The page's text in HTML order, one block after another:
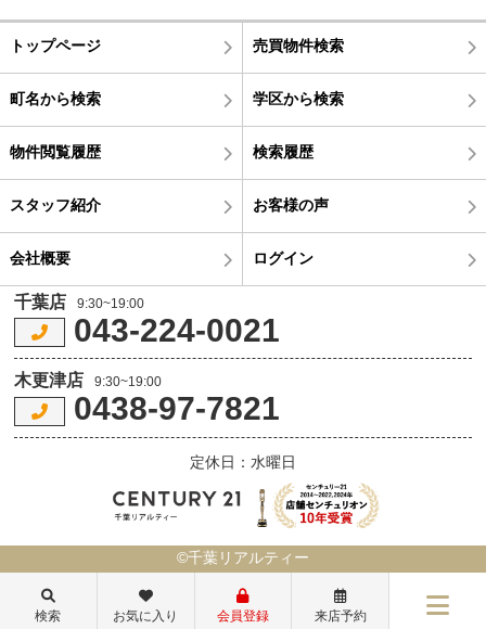
トップページ 売買物件検索
町名から検索 学区から検索
物件閲覧履歴 検索履歴
スタッフ紹介 お客様の声
会社概要 ログイン
千葉店 9:30~19:00
043-224-0021
木更津店 9:30~19:00
0438-97-7821
定休日：水曜日
©千葉リアルティー
検索 お気に入り 会員登録 来店予約